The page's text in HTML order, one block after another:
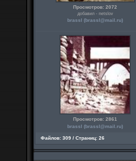
Просмотров: 2072
добавил - netslov
brassl (brassl@mail.ru)
Просмотров: 2861
brassl (brassl@mail.ru)
Файлов: 309 / Страниц: 26